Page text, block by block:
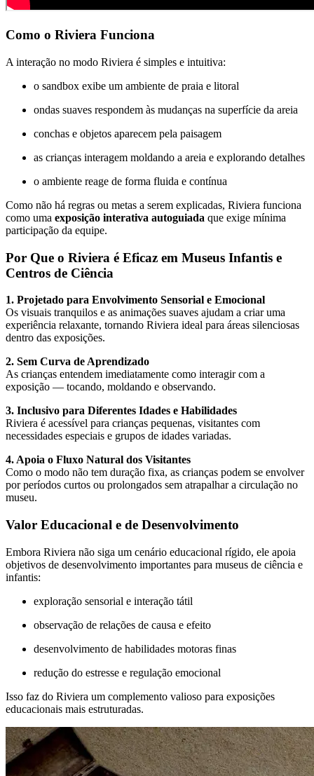
Como o Riviera Funciona
A interação no modo Riviera é simples e intuitiva:
o sandbox exibe um ambiente de praia e litoral
ondas suaves respondem às mudanças na superfície da areia
conchas e objetos aparecem pela paisagem
as crianças interagem moldando a areia e explorando detalhes
o ambiente reage de forma fluida e contínua
Como não há regras ou metas a serem explicadas, Riviera funciona
como uma exposição interativa autoguiada que exige mínima
participação da equipe.
Por Que o Riviera é Eficaz em Museus Infantis e
Centros de Ciência
1. Projetado para Envolvimento Sensorial e Emocional
Os visuais tranquilos e as animações suaves ajudam a criar uma
experiência relaxante, tornando Riviera ideal para áreas silenciosas
dentro das exposições.
2. Sem Curva de Aprendizado
As crianças entendem imediatamente como interagir com a
exposição — tocando, moldando e observando.
3. Inclusivo para Diferentes Idades e Habilidades
Riviera é acessível para crianças pequenas, visitantes com
necessidades especiais e grupos de idades variadas.
4. Apoia o Fluxo Natural dos Visitantes
Como o modo não tem duração fixa, as crianças podem se envolver
por períodos curtos ou prolongados sem atrapalhar a circulação no
museu.
Valor Educacional e de Desenvolvimento
Embora Riviera não siga um cenário educacional rígido, ele apoia
objetivos de desenvolvimento importantes para museus de ciência e
infantis:
exploração sensorial e interação tátil
observação de relações de causa e efeito
desenvolvimento de habilidades motoras finas
redução do estresse e regulação emocional
Isso faz do Riviera um complemento valioso para exposições
educacionais mais estruturadas.